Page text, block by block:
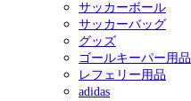
サッカーボール
サッカーバッグ
グッズ
ゴールキーパー用品
レフェリー用品
adidas